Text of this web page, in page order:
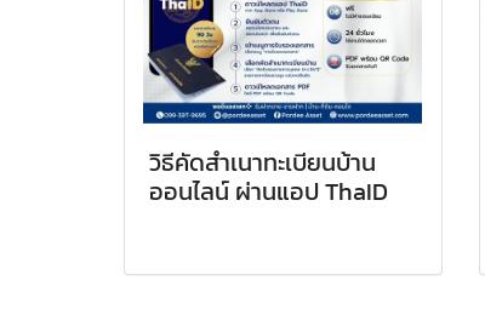
วิธีคัดสำเนาทะเบียนบ้าน
ออนไลน์ ผ่านแอป ThaID